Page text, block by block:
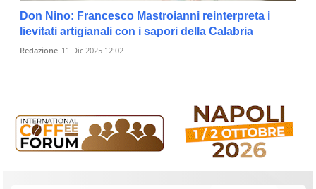
Don Nino: Francesco Mastroianni reinterpreta i
lievitati artigianali con i sapori della Calabria
Redazione 11 Dic 2025 12:02